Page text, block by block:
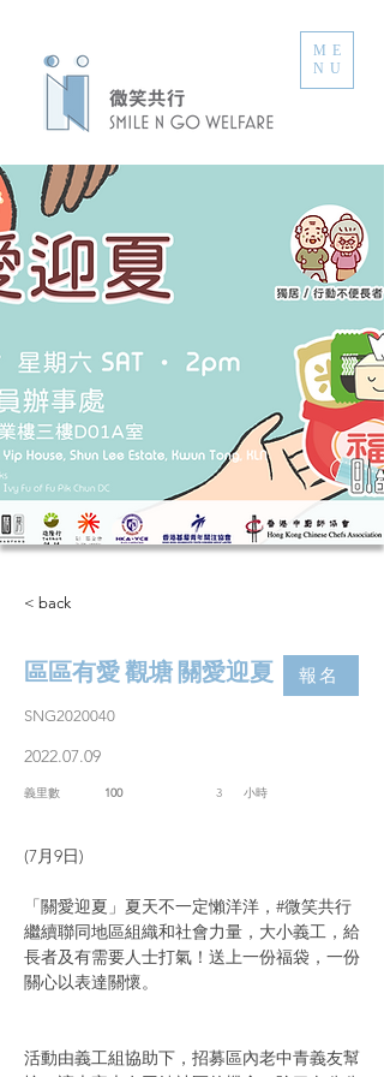
ME
NU
< back
區區有愛 觀塘 關愛迎夏 報名
SNG2020040
2022.07.09
義里數 100 3 ​小時
(7月9日)
「關愛迎夏」夏天不一定懶洋洋，#微笑共行
繼續聯同地區組織和社會力量，大小義工，給
長者及有需要人士打氣！送上一份福袋，一份
關心以表達關懷。
活動由義工組協助下，招募區內老中青義友幫